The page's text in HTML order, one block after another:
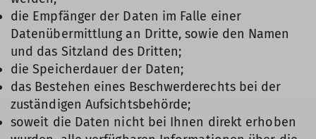
die Empfänger der Daten im Falle einer
Datenübermittlung an Dritte, sowie den Namen
und das Sitzland des Dritten;
die Speicherdauer der Daten;
das Bestehen eines Beschwerderechts bei der
zuständigen Aufsichtsbehörde;
soweit die Daten nicht bei Ihnen direkt erhoben